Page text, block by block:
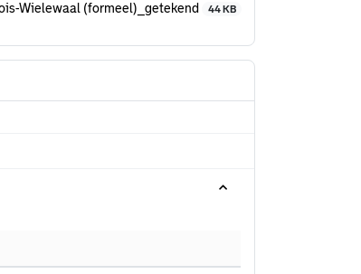
Wielewaal (formeel)_getekend 44 KB